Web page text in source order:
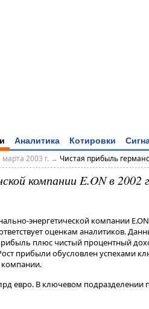
Аналитика Котировки
марта 2003 г. → Чистая прибыль
компании E.ON в 2002
энергетической компании E.ON
оценкам аналитиков.
плюс чистый процентный
прибыли обусловлен успехами
компании.
евро. В ключевом